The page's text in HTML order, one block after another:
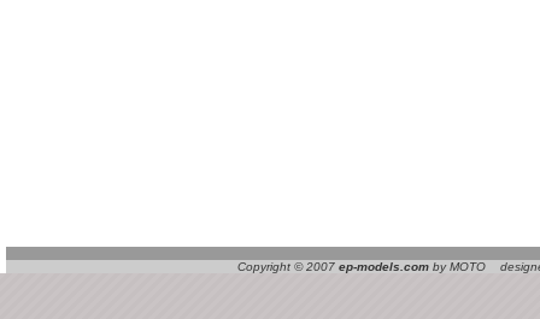
Copyright © 2007 ep-models.com by MOTO